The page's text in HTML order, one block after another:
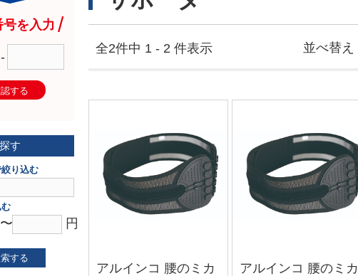
全2件中 1 - 2 件表示 並べ替え
アルインコ 腰のミカ
アルインコ 腰のミカ
を入力
-
する
す
り込む
〜 円
する